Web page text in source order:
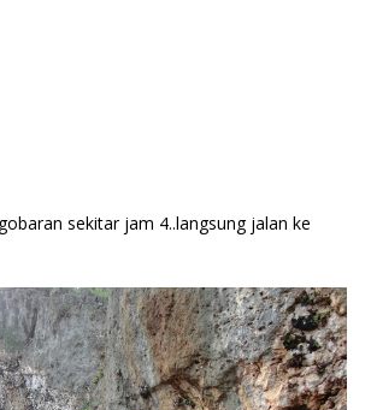
sekitar jam 4..langsung jalan ke